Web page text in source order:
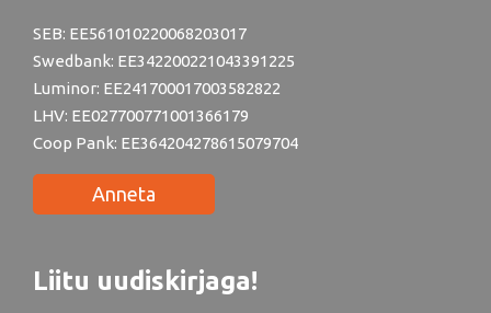
SEB: EE561010220068203017
Swedbank: EE342200221043391225
Luminor: EE241700017003582822
LHV: EE027700771001366179
Coop Pank: EE364204278615079704
Anneta
Liitu uudiskirjaga!